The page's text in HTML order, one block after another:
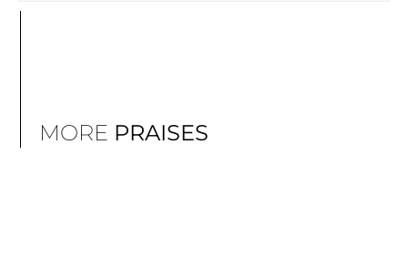
MORE PRAISES